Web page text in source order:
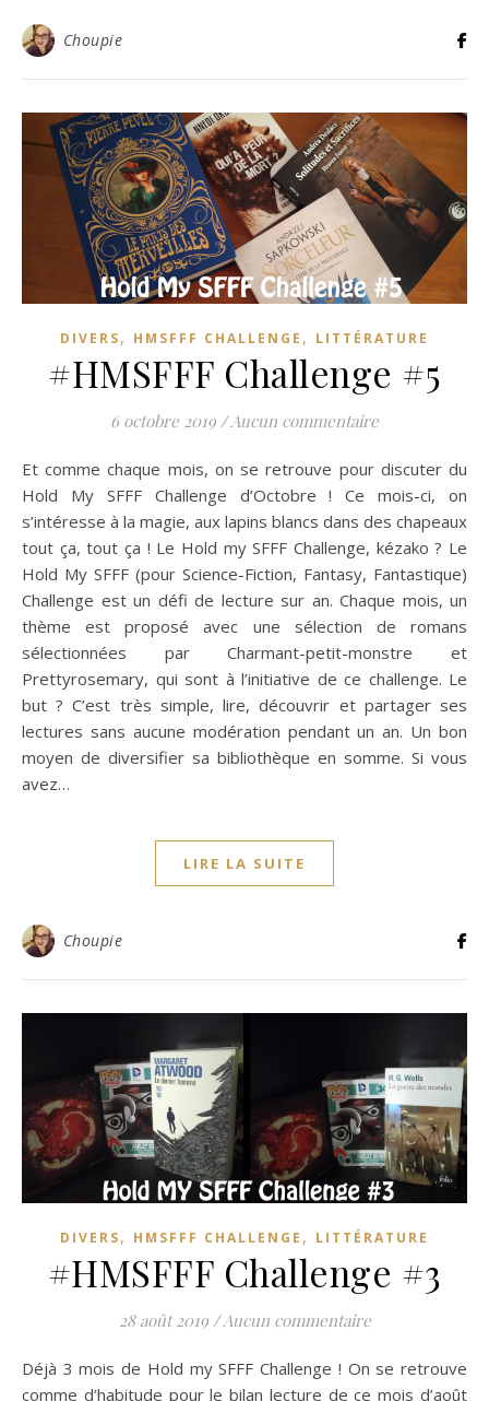
Choupie
DIVERS, HMSFFF CHALLENGE , LITTÉRATURE
#HMSFFF Challenge #5
6 octobre 2019 / Aucun commentaire
Et comme chaque mois, on se retrouve pour discuter du
Hold My SFFF Challenge d’Octobre ! Ce mois-ci, on
s’intéresse à la magie, aux lapins blancs dans des chapeaux
tout ça, tout ça ! Le Hold my SFFF Challenge, kézako ? Le
Hold My SFFF (pour Science-Fiction, Fantasy, Fantastique)
Challenge est un défi de lecture sur an. Chaque mois, un
thème est proposé avec une sélection de romans
sélectionnées par Charmant-petit-monstre et
Prettyrosemary, qui sont à l’initiative de ce challenge. Le
but ? C’est très simple, lire, découvrir et partager ses
lectures sans aucune modération pendant un an. Un bon
moyen de diversifier sa bibliothèque en somme. Si vous
avez…
LIRE LA SUITE
Choupie
DIVERS, HMSFFF CHALLENGE , LITTÉRATURE
#HMSFFF Challenge #3
28 août 2019 /Aucun commentaire
Déjà 3 mois de Hold my SFFF Challenge ! On se retrouve
comme d’habitude pour le bilan lecture de ce mois d’août